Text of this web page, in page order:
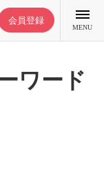
会員登録
MENU
ワード